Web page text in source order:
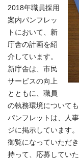
2018年職員採用
案内パンフレッ
トにおいて、新
庁舎の計画を紹
介しています。
新庁舎は、市民
サービスの向上
とともに、職員
の執務環境について
パンフレットは、人
ジに掲示しています
御覧になっていただ
持って、応募してい